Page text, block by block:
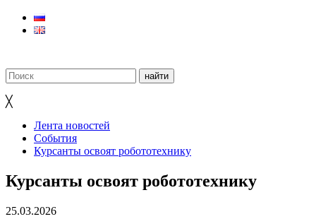
╳
Лента новостей
События
Курсанты освоят робототехнику
Курсанты освоят робототехнику
25.03.2026